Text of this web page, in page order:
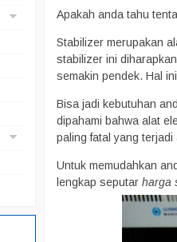
Apakah anda tahu
Stabilizer merupakan
stabilizer ini
semakin pendek. Hal
Bisa jadi kebutuhan
dipahami bahwa alat
paling fatal yang
Untuk memudahkan
lengkap seputarharga